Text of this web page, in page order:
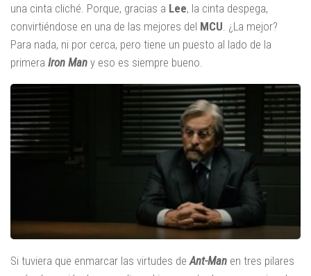
una cinta cliché. Porque, gracias a Lee, la cinta despega,
convirtiéndose en una de las mejores del MCU . ¿La mejor?
Para nada, ni por cerca, pero tiene un puesto al lado de la
primera Iron Man y eso es siempre bueno.
Si tuviera que enmarcar las virtudes de Ant-Man en tres pilares